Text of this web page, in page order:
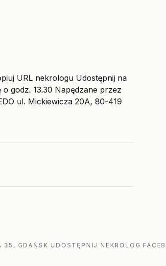
URL nekrologu Udostępnij na
godz. 13.30 Napędzane przez
ul. Mickiewicza 20A, 80-419
GDAŃSK UDOSTĘPNIJ NEKROLOG